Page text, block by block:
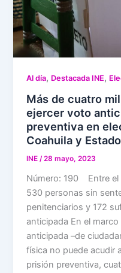
Al día, Destacada INE,
Más de cuatro
ejercer voto
preventiva en
Coahuila y
INE/28 mayo, 2023
Número: 190 Entre el
530 personas sin
penitenciarios y 172
anticipada En el
anticipada –de
física no puede acudir
prisión preventiva,